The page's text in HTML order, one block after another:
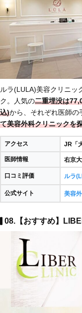
ルラ(LULA)美容クリニッ
ク。人気の二重埋没は
込)から、それぞれ医師の
て美容外科クリニックを
アクセス JR「
医師情報 右京
口コミ評価 ルラ
公式サイト 美容
08.【おすすめ】